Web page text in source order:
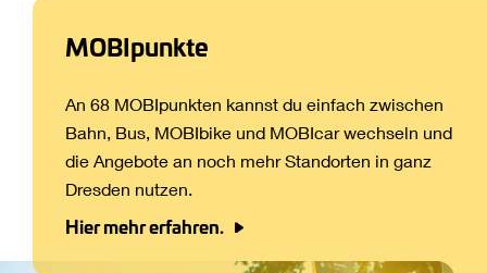
MOBIpunkte
An 68 MOBIpunkten kannst du einfach zwischen
Bahn, Bus, MOBIbike und MOBIcar wechseln und
die Angebote an noch mehr Standorten in ganz
Dresden nutzen.
Hier mehr erfahren.